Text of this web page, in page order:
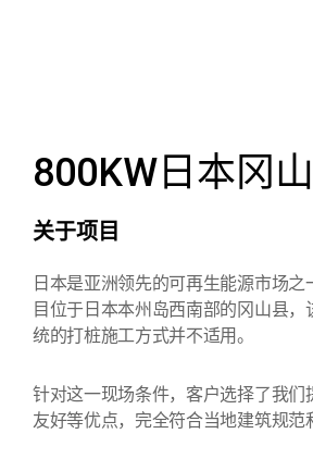
800KW日本冈
关于项目
日本是亚洲领先的可再生能源市场
目位于日本本州岛西南部的冈山县
统的打桩施工方式并不适用。
针对这一现场条件，客户选择了我
友好等优点，完全符合当地建筑规范